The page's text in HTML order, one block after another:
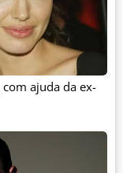
com ajuda da ex-